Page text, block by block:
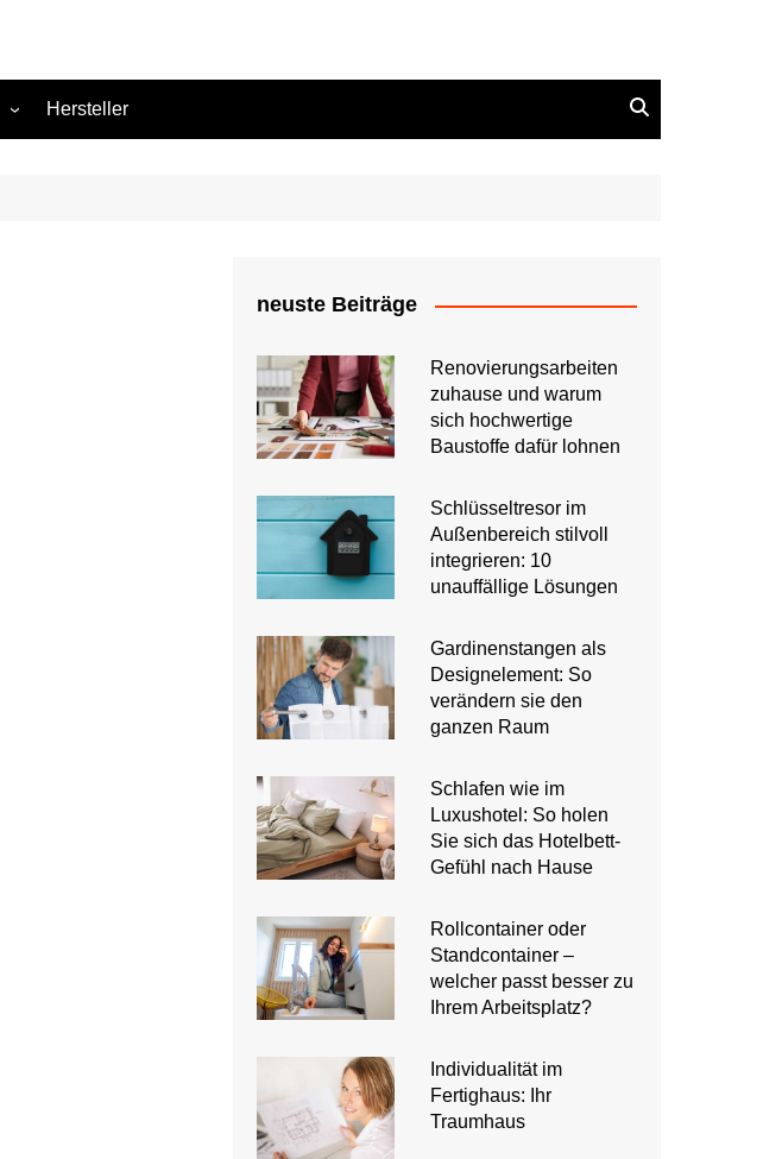
Hersteller
neuste Beiträge
Renovierungsarbeiten
zuhause und warum
sich hochwertige
Baustoffe dafür lohnen
Schlüsseltresor im
Außenbereich stilvoll
integrieren: 10
unauffällige Lösungen
Gardinenstangen als
Designelement: So
verändern sie den
ganzen Raum
Schlafen wie im
Luxushotel: So holen
Sie sich das Hotelbett-
Gefühl nach Hause
Rollcontainer oder
Standcontainer –
welcher passt besser zu
Ihrem Arbeitsplatz?
Individualität im
Fertighaus: Ihr
Traumhaus